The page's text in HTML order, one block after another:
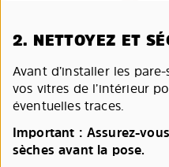
2. NETTOYEZ ET
Avant d’installer les
vos vitres de l’intérieur
éventuelles traces.
Important : Assurez-
sèches avant la pose.